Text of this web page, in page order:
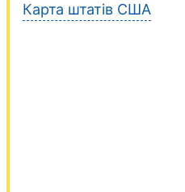
Карта штатів США